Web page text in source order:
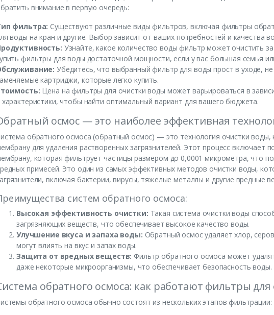
внимание в первую очередь:
фильтра: Существуют различные виды фильтров, включая фильтры
воды на кран и другие. Выбор зависит от ваших потребностей и качества
Узнайте, какое количество воды фильтр может очистить
фильтры для воды достаточной мощности, если у вас большая семья
Убедитесь, что выбранный фильтр для воды прост в уходе,
картриджи, которые легко купить.
Цена на фильтры для очистки воды может варьироваться в
характеристики, чтобы найти оптимальный вариант для вашего бюджета.
осмос — это наиболее эффективная
обратного осмоса (обратный осмос) — это технология очистки воды,
для удаления растворенных загрязнителей. Этот процесс включает
которая фильтрует частицы размером до 0,0001 микрометра, что
примесей. Это один из самых эффективных методов очистки воды,
включая бактерии, вирусы, тяжелые металлы и другие вредные
систем обратного осмоса:
Высокая эффективность очистки: Такая система очистки воды
загрязняющих веществ, что обеспечивает высокое качество воды.
Улучшение вкуса и запаха воды: Обратный осмос удаляет хлор,
могут влиять на вкус и запах воды.
Защита от вредных веществ: Фильтр обратного осмоса может
даже некоторые микроорганизмы, что обеспечивает безопасность воды.
обратного осмоса: как работают фильтры
обратного осмоса обычно состоят из нескольких этапов фильтрации: